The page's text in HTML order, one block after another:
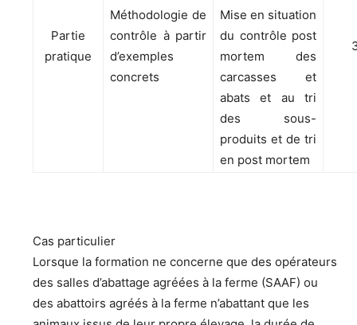
Partie
pratique
Méthodologie de
contrôle à partir
d’exemples
concrets
Mise en situation
du contrôle post
mortem des
carcasses et
abats et au tri
des sous-
produits et de tri
en post mortem
Cas particulier
Lorsque la formation ne concerne que des opérateurs
des salles d’abattage agréées à la ferme (SAAF) ou
des abattoirs agréés à la ferme n’abattant que les